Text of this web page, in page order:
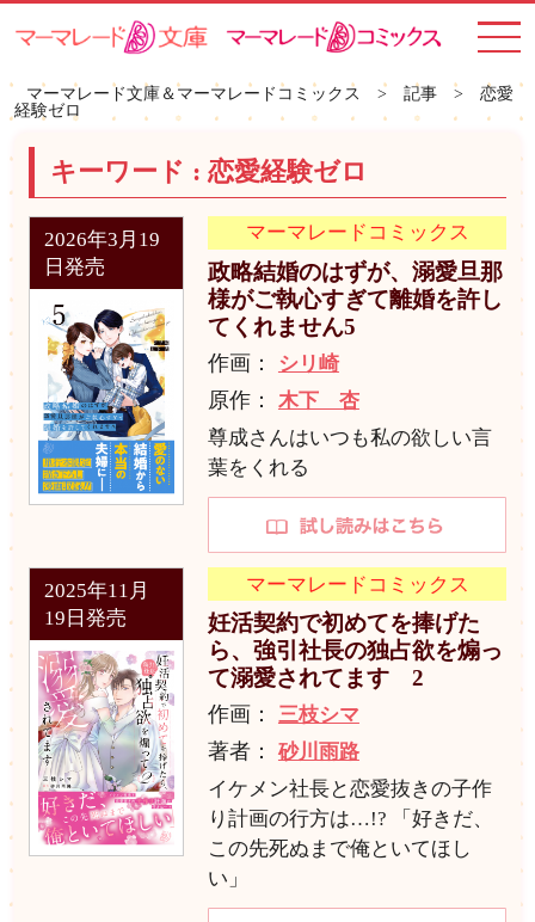
toggle
マーマレード文庫＆マーマレードコミックス
> 記事 >
恋愛
経験ゼロ
キーワード :恋愛経験ゼロ
2026年3月19
日発売
マーマレードコミックス
政略結婚のはずが、溺愛旦那
様がご執心すぎて離婚を許し
てくれません5
作画： シリ崎
原作： 木下 杏
尊成さんはいつも私の欲しい言
葉をくれる
2025年11月
19日発売
マーマレードコミックス
妊活契約で初めてを捧げた
ら、強引社長の独占欲を煽っ
て溺愛されてます 2
作画： 三枝シマ
著者： 砂川雨路
イケメン社長と恋愛抜きの子作
り計画の行方は…!? 「好きだ、
この先死ぬまで俺といてほし
い」